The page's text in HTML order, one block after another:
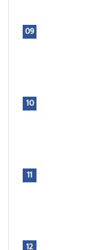
09
10
11
12